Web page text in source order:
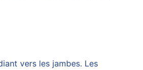
vers les jambes. Les